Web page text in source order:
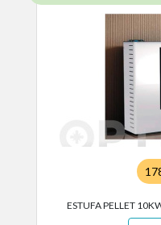
ESTUFA PELLET